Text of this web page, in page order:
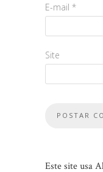
E-mail *
Site
Este site usa